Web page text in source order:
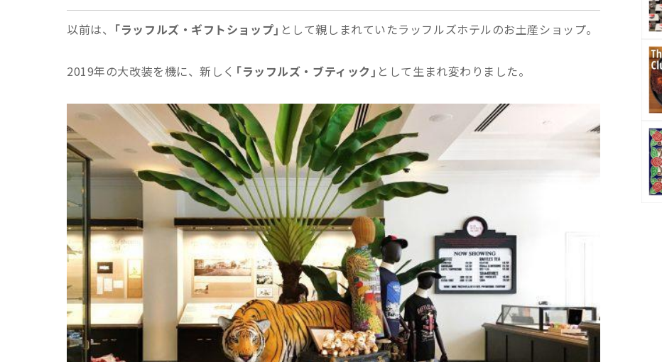
以前は、 「ラッフルズ・ギフトショップ」 として親しまれていたラッフルズホテルのお土産ショップ。
2019年の大改装を機に、新しく 「ラッフルズ・ブティック」 として生まれ変わりました。